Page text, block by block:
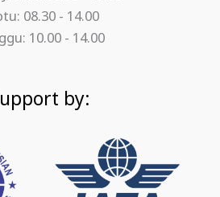
08.30 - 14.00
10.00 - 14.00
by: